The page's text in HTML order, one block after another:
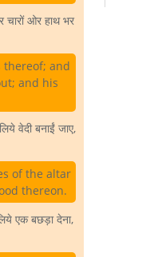
ओर हाथ भर
and
and his
वेदी बनाईं जाए,
of the altar
thereon.
एक बछड़ा देना,